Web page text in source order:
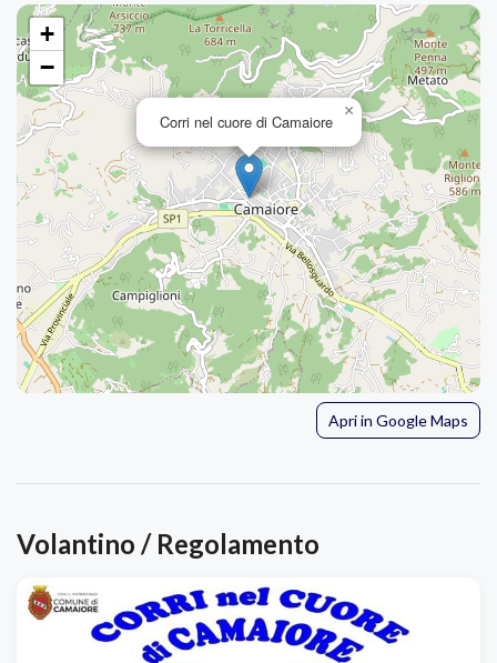
Corri nel cuore di Camaiore
×
+
−
Apri in Google Maps
Volantino / Regolamento